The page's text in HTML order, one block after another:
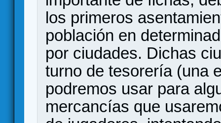
los primeros
población en
por ciudades. Dichas
turno de tesorería (una
podremos usar para
mercancías que